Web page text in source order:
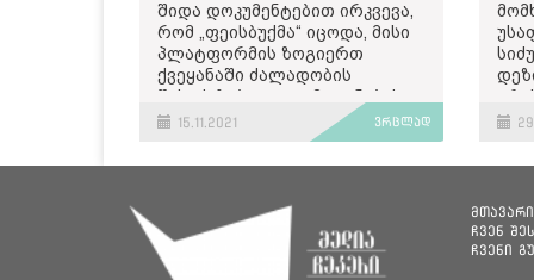
შიდა დოკუმენტებით ირკვევა,
რომ „ფეისბუქმა“ იცოდა, მისი
პლატფორმის ზოგიერთ
ქვეყანაში ძალადობის
წასაქეზებლად გამოყენების
შესახებ, მაგრამ ამის
შესაკავებლად საკმარისად
ეფექტურად არ იმოქმედა.
მამხილებლის დოკუმენტებზე
დაყრდნობით მომზადებული
ჟურნალისტური პროექტის
„ფეისბუქის ქაღალდების“
15.11.2021 ვრცლად
ჩვენ
ჩვენი